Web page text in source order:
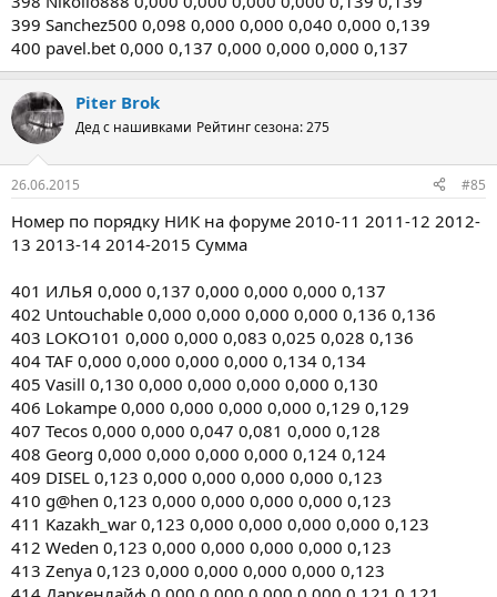
399 Sanchez500 0,098 0,000 0,000 0,040 0,000 0,139
400 pavel.bet 0,000 0,137 0,000 0,000 0,000 0,137
Piter Brok
Дед с нашивками Рейтинг сезона: 275
26.06.2015 #85
Номер по порядку НИК на форуме 2010-11 2011-12 2012-
13 2013-14 2014-2015 Сумма
401 ИЛЬЯ 0,000 0,137 0,000 0,000 0,000 0,137
402 Untouchable 0,000 0,000 0,000 0,000 0,136 0,136
403 LOKO101 0,000 0,000 0,083 0,025 0,028 0,136
404 TAF 0,000 0,000 0,000 0,000 0,134 0,134
405 Vasill 0,130 0,000 0,000 0,000 0,000 0,130
406 Lokampe 0,000 0,000 0,000 0,000 0,129 0,129
407 Tecos 0,000 0,000 0,047 0,081 0,000 0,128
408 Georg 0,000 0,000 0,000 0,000 0,124 0,124
409 DISEL 0,123 0,000 0,000 0,000 0,000 0,123
410 g@hen 0,123 0,000 0,000 0,000 0,000 0,123
411 Kazakh_war 0,123 0,000 0,000 0,000 0,000 0,123
412 Weden 0,123 0,000 0,000 0,000 0,000 0,123
413 Zenya 0,123 0,000 0,000 0,000 0,000 0,123